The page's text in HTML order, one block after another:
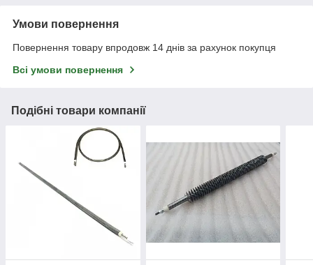
Умови повернення
Повернення товару впродовж 14 днів за рахунок покупця
Всі умови повернення
Подібні товари компанії